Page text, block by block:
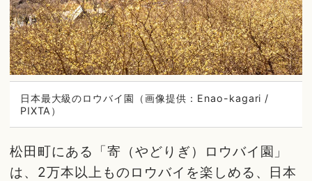
日本最大級のロウバイ園（画像提供：Enao-kagari /
PIXTA）
松田町にある「寄（やどりぎ）ロウバイ園」
は、2万本以上ものロウバイを楽しめる、日本